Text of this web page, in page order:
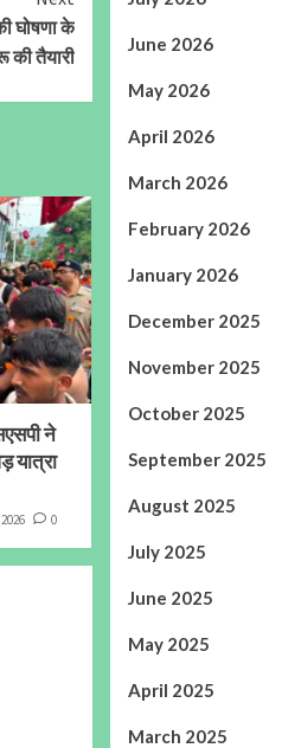
घोषणा के
तैयारी
ने
यात्रा
0
June 2026
May 2026
April 2026
March 2026
February 2026
January 2026
December 2025
November 2025
October 2025
September 2025
August 2025
July 2025
June 2025
May 2025
April 2025
March 2025